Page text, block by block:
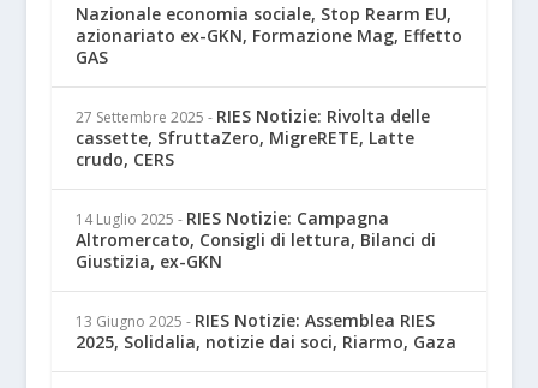
Nazionale economia sociale, Stop Rearm EU,
azionariato ex-GKN, Formazione Mag, Effetto
GAS
27 Settembre 2025 - RIES Notizie: Rivolta delle
cassette, SfruttaZero, MigreRETE, Latte
crudo, CERS
14 Luglio 2025 - RIES Notizie: Campagna
Altromercato, Consigli di lettura, Bilanci di
Giustizia, ex-GKN
13 Giugno 2025 - RIES Notizie: Assemblea RIES
2025, Solidalia, notizie dai soci, Riarmo, Gaza